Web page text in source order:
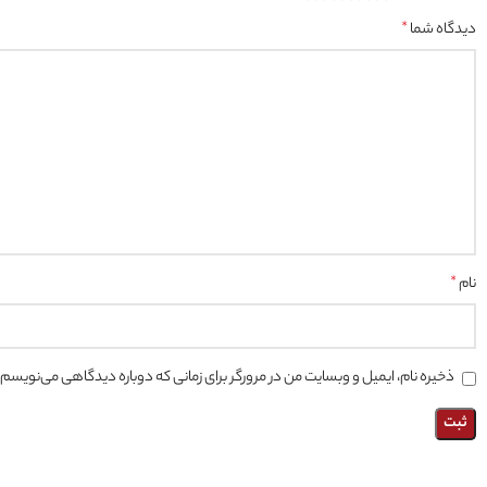
دیدگاه شما*
نام*
ذخیره نام، ایمیل و وبسایت من در مرورگر برای زمانی که دوباره دیدگاهی